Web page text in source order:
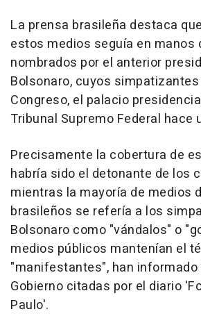
La prensa brasileña destaca
estos medios seguía en manos
nombrados por el anterior
Bolsonaro, cuyos
Congreso, el palacio
Tribunal Supremo Federal hace
Precisamente la cobertura de
habría sido el detonante de los
mientras la mayoría de medios
brasileños se refería a los
Bolsonaro como "vándalos" o
medios públicos mantenían el
"manifestantes", han
Gobierno citadas por el diario
Paulo'.